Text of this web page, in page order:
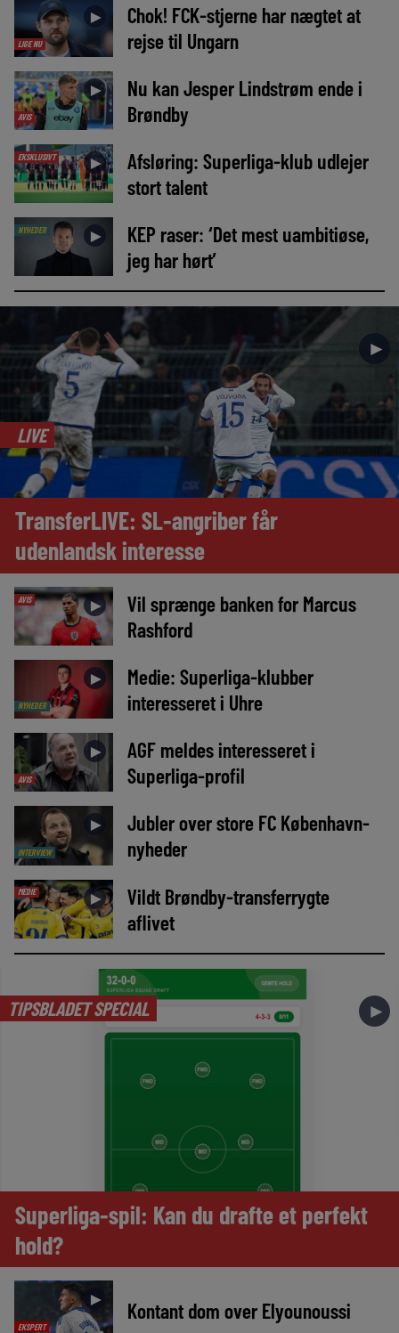
LIGE NU
►
Chok! FCK-stjerne har nægtet at
rejse til Ungarn
AVIS
►
Nu kan Jesper Lindstrøm ende i
Brøndby
EKSKLUSIVT ►
Afsløring: Superliga-klub udlejer
stort talent
NYHEDER ►
KEP raser: ‘Det mest uambitiøse,
jeg har hørt’
►
LIVE
TransferLIVE: SL-angriber får
udenlandsk interesse
AVIS ►
Vil sprænge banken for Marcus
Rashford
NYHEDER
►
Medie: Superliga-klubber
interesseret i Uhre
AVIS
►
AGF meldes interesseret i
Superliga-profil
INTERVIEW
►
Jubler over store FC København-
nyheder
MEDIE ►
Vildt Brøndby-transferrygte
aflivet
TIPSBLADET SPECIAL ►
Superliga-spil: Kan du drafte et perfekt
hold?
EKSPERT
► Kontant dom over Elyounoussi